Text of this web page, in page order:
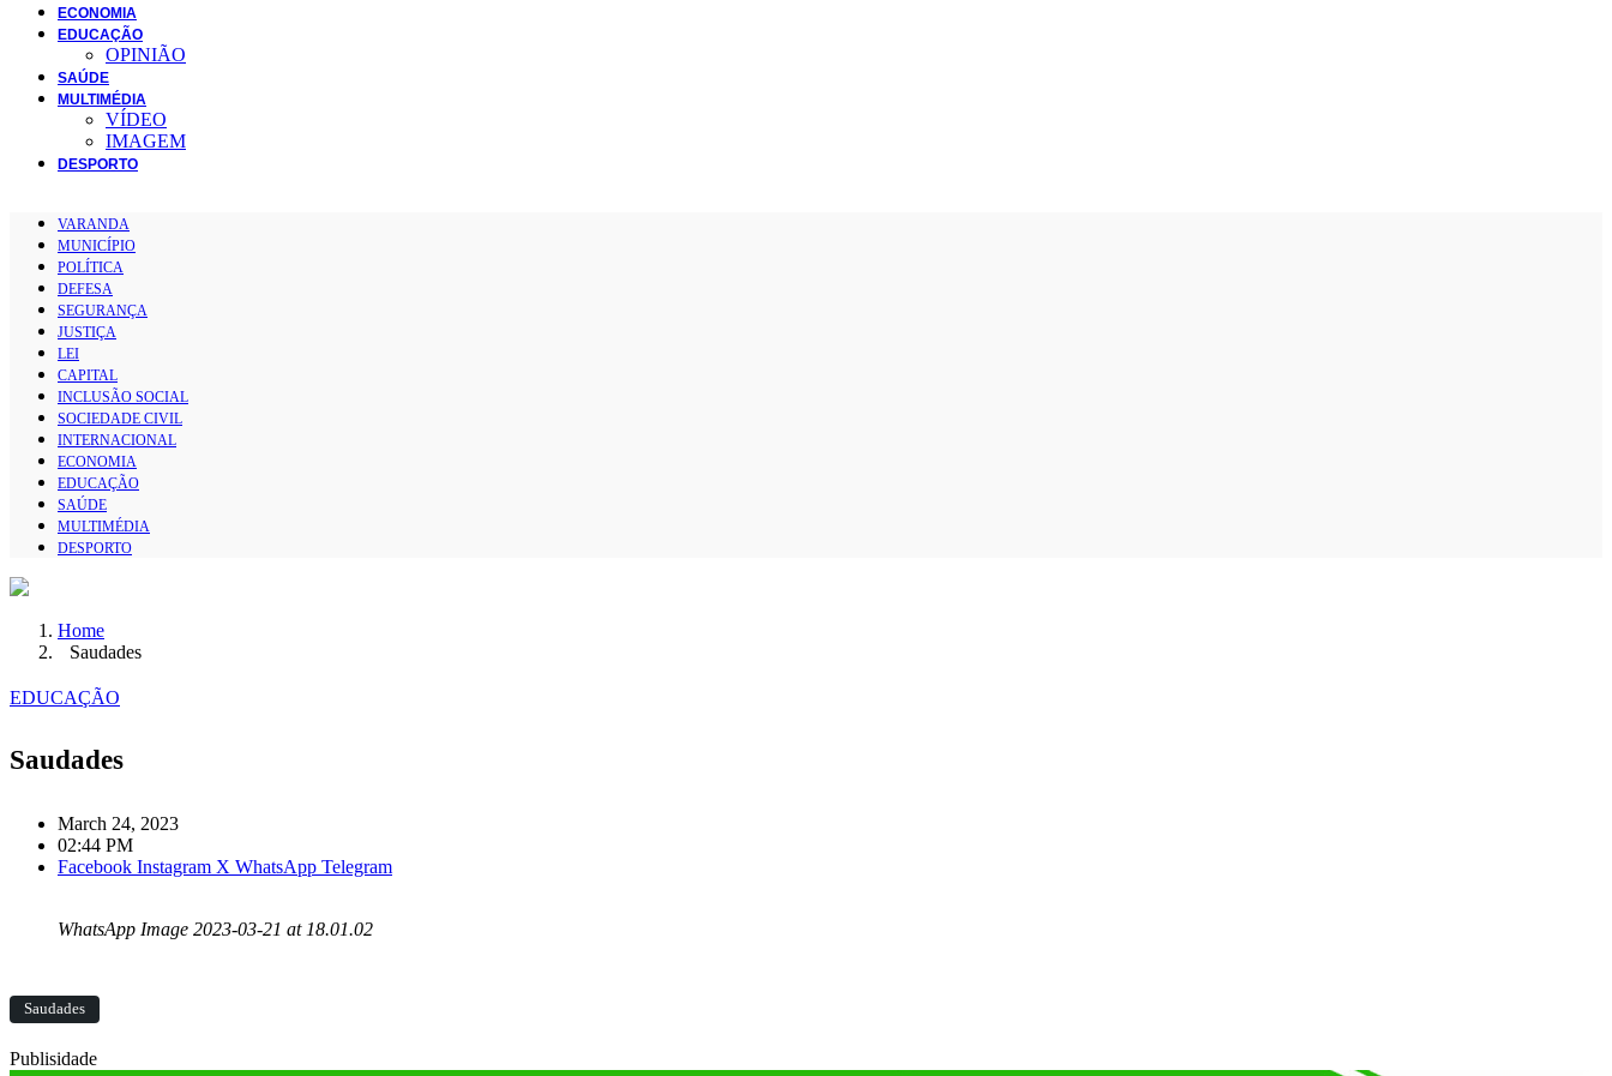
ECONOMIA
EDUCAÇÃO
OPINIÃO
SAÚDE
MULTIMÉDIA
VÍDEO
IMAGEM
DESPORTO
VARANDA
MUNICÍPIO
POLÍTICA
DEFESA
SEGURANÇA
JUSTIÇA
LEI
CAPITAL
INCLUSÃO SOCIAL
SOCIEDADE CIVIL
INTERNACIONAL
ECONOMIA
EDUCAÇÃO
SAÚDE
MULTIMÉDIA
DESPORTO
Home
Saudades
EDUCAÇÃO
Saudades
March 24, 2023
02:44 PM
Facebook Instagram X WhatsApp Telegram
WhatsApp Image 2023-03-21 at 18.01.02
Saudades
Publisidade